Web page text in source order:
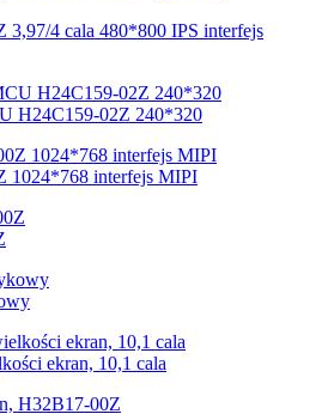
3,97/4 cala 480*800 IPS interfejs
H24C159-02Z 240*320
1024*768 interfejs MIPI
ekran, 10,1 cala